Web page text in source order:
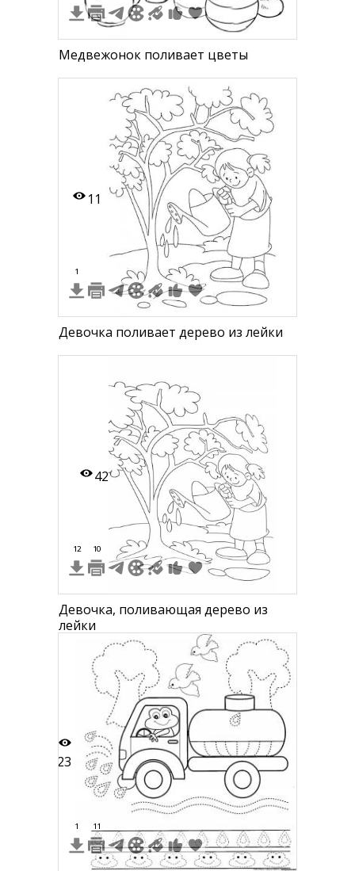
Медвежонок поливает цветы
11
1
Девочка поливает дерево из лейки
42
12 10
Девочка, поливающая дерево из
лейки
23
1 11